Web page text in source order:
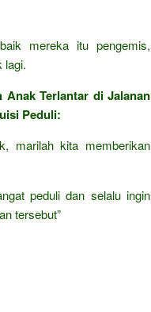
mereka itu pengemis,
lagi.
Terlantar di Jalanan
Peduli:
marilah kita memberikan
peduli dan selalu ingin
tersebut”